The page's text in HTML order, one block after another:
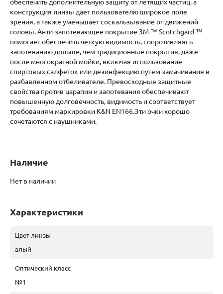
обеспечить дополнительную защиту от летящих частиц, а
конструкция линзы дает пользователю широкое поле
зрения, а также уменьшает соскальзывание от движений
головы. Анти-запотевающее покрытие 3M ™ Scotchgard ™
помогает обеспечить четкую видимость, сопротивляясь
запотеванию дольше, чем традиционные покрытия, даже
после многократной мойки, включая использование
спиртовых салфеток или дезинфекцию путем замачивания в
разбавленном отбеливателе. Превосходные защитные
свойства против царапин и запотевания обеспечивают
повышенную долговечность, видимость и соответствует
требованиям маркировки K&N EN166.Эти очки хорошо
сочетаются с наушниками.
Наличие
Нет в наличии
Характеристики
Цвет линзы
алый
Оптический класс
№1